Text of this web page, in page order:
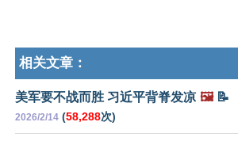
相关文章：
美军要不战而胜 习近平背脊发凉 🖼️📝
2026/2/14 (58,288次)